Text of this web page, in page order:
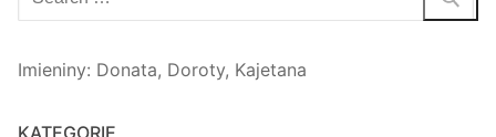
Imieniny: Donata, Doroty, Kajetana
KATEGORIE